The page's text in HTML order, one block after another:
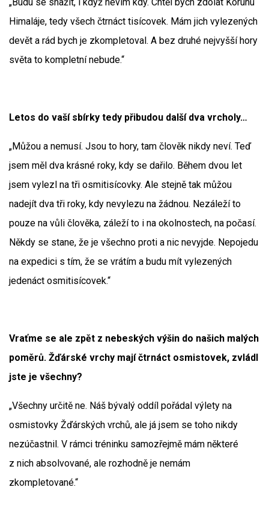
Himaláje, tedy všech čtrnáct tisícovek. Mám jich vylezených
devět a rád bych je zkompletoval. A bez druhé nejvyšší hory
světa to kompletní nebude.“
Letos do vaší sbírky tedy přibudou další dva vrcholy…
„Můžou a nemusí. Jsou to hory, tam člověk nikdy neví. Teď
jsem měl dva krásné roky, kdy se dařilo. Během dvou let
jsem vylezl na tři osmitisícovky. Ale stejně tak můžou
nadejít dva tři roky, kdy nevylezu na žádnou. Nezáleží to
pouze na vůli člověka, záleží to i na okolnostech, na počasí.
Někdy se stane, že je všechno proti a nic nevyjde. Nepojedu
na expedici s tím, že se vrátím a budu mít vylezených
jedenáct osmitisícovek.“
Vraťme se ale zpět z nebeských výšin do našich malých
poměrů. Žďárské vrchy mají čtrnáct osmistovek, zvládl
jste je všechny?
„Všechny určitě ne. Náš bývalý oddíl pořádal výlety na
osmistovky Žďárských vrchů, ale já jsem se toho nikdy
nezúčastnil. V rámci tréninku samozřejmě mám některé
z nich absolvované, ale rozhodně je nemám
zkompletované.“